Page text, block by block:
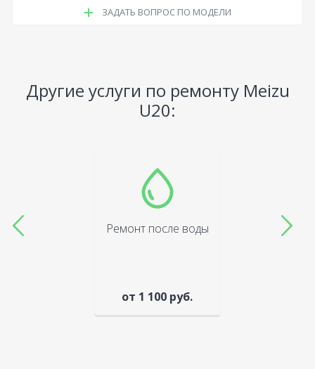
ЗАДАТЬ ВОПРОС ПО МОДЕЛИ
Другие услуги по ремонту Meizu
U20:
Ремонт после воды
от 1 100 руб.